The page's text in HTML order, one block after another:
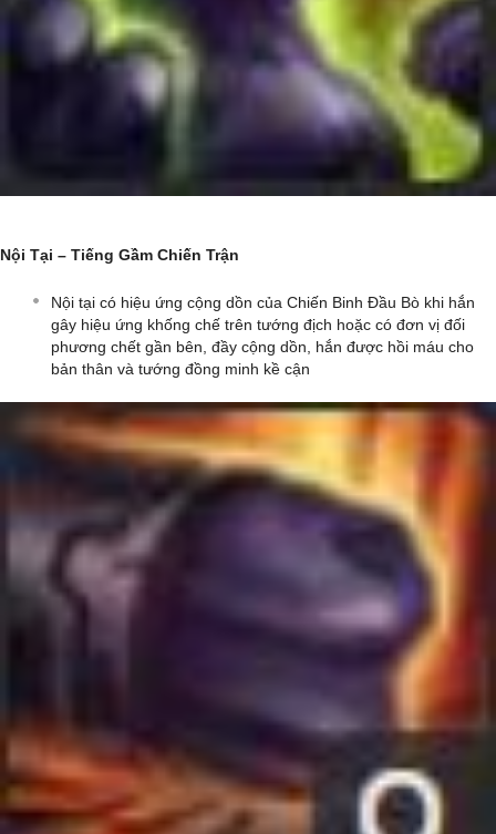
Nội Tại – Tiếng Gầm Chiến Trận
Nội tại có hiệu ứng cộng dồn của Chiến Binh Đầu Bò khi hắn
gây hiệu ứng khống chế trên tướng địch hoặc có đơn vị đối
phương chết gần bên, đầy cộng dồn, hắn được hồi máu cho
bản thân và tướng đồng minh kề cận